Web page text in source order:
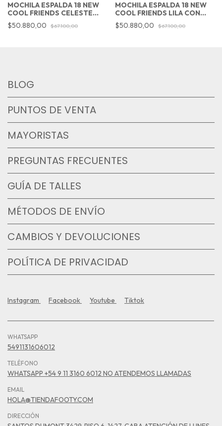
MOCHILA ESPALDA 18 NEW
COOL FRIENDS CELESTE
CON LUZ LED
$50.880,00 $67.100,00
MOCHILA ESPALDA 18 NEW
COOL FRIENDS LILA CON
LUZ LED
$50.880,00 $67.100,00
BLOG
PUNTOS DE VENTA
MAYORISTAS
PREGUNTAS FRECUENTES
GUÍA DE TALLES
MÉTODOS DE ENVÍO
CAMBIOS Y DEVOLUCIONES
POLÍTICA DE PRIVACIDAD
Instagram Facebook Youtube Tiktok
WHATSAPP
5491131606012
TELÉFONO
WHATSAPP +54 9 11 3160 6012 NO ATENDEMOS LLAMADAS
EMAIL
HOLA@TIENDAFOOTY.COM
DIRECCIÓN